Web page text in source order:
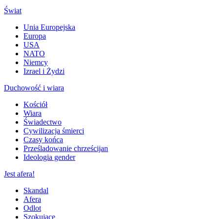
Świat
Unia Europejska
Europa
USA
NATO
Niemcy
Izrael i Żydzi
Duchowość i wiara
Kościół
Wiara
Świadectwo
Cywilizacja śmierci
Czasy końca
Prześladowanie chrześcijan
Ideologia gender
Jest afera!
Skandal
Afera
Odlot
Szokujące